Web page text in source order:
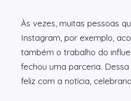
Às vezes, muitas pessoas
Instagram, por exemplo,
também o trabalho do
fechou uma parceria.
feliz com a notícia,